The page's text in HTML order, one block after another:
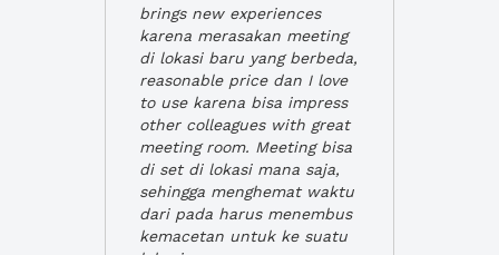
brings new experiences
karena merasakan meeting
di lokasi baru yang berbeda,
reasonable price dan I love
to use karena bisa impress
other colleagues with great
meeting room. Meeting bisa
di set di lokasi mana saja,
sehingga menghemat waktu
dari pada harus menembus
kemacetan untuk ke suatu